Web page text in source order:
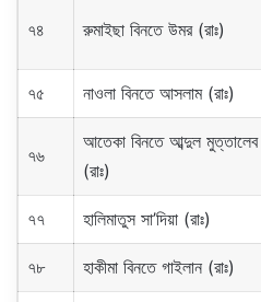
৭৪ রুমাইছা বিনতে উমর (রাঃ)
৭৫ নাওলা বিনতে আসলাম (রাঃ)
৭৬
আতেকা বিনতে আব্দুল মুত্তালেব
(রাঃ)
৭৭ হালিমাতুস সা’দিয়া (রাঃ)
৭৮ হাকীমা বিনতে গাইলান (রাঃ)